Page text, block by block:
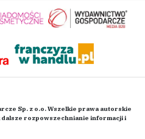
Sp. z o.o. Wszelkie prawa autorskie
rozpowszechnianie informacji i